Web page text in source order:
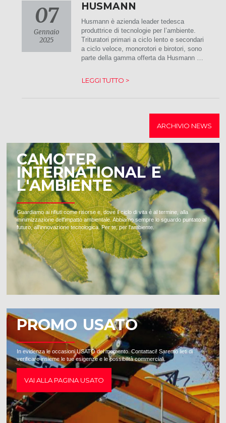
07
Gennaio
2025
HUSMANN
Husmann è azienda leader tedesca
produttrice di tecnologie per l’ambiente.
Trituratori primari a ciclo lento e secondari
a ciclo veloce, monorotori e birotori, sono
parte della gamma offerta da Husmann …
LEGGI TUTTO >
ARCHIVIO NEWS
CAMOTER
INTERNATIONAL E
L'AMBIENTE
Guardiamo ai rifiuti come risorse e, dove il ciclo di vita è al termine, alla
minimizzazione dell'impatto ambientale. Abbiamo sempre lo sguardo puntato al
futuro, all'innovazione tecnologica. Per te, per l'ambiente.
PROMO USATO
In evidenza le occasioni USATO del momento. Contattaci! Saremo lieti di
verificare insieme le tue esigenze e le possibilità commerciali.
VAI ALLA PAGINA USATO